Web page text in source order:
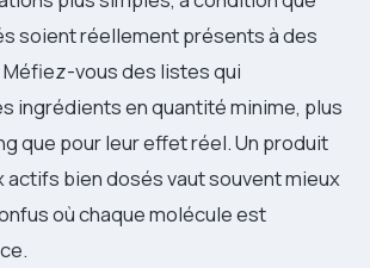
soient réellement présents à des
vous des listes qui
ingrédients en quantité minime, plus
que pour leur effet réel. Un produit
actifs bien dosés vaut souvent mieux
où chaque molécule est